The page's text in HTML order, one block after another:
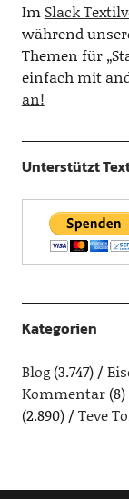
Im Slack
während
Themen für
einfach mit
an!
Unterstützt
Kategorien
Blog(3.747)
Kommentar(8)
(2.890)
Teve